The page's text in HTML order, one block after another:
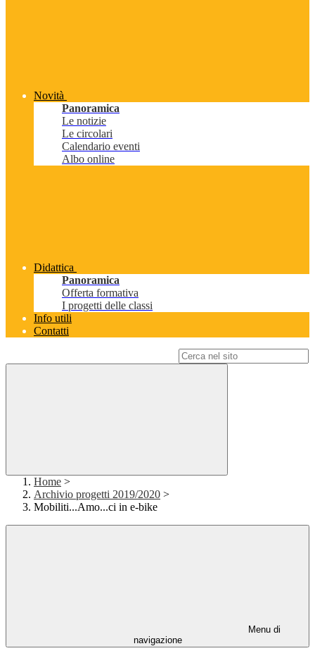
Novità
Panoramica
Le notizie
Le circolari
Calendario eventi
Albo online
Didattica
Panoramica
Offerta formativa
I progetti delle classi
Info utili
Contatti
Home >
Archivio progetti 2019/2020 >
Mobiliti...Amo...ci in e-bike
Menu di
navigazione